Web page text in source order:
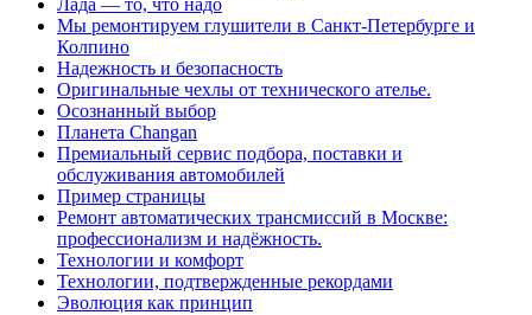
Лада — то, что надо
Мы ремонтируем глушители в Санкт-Петербурге и
Колпино
Надежность и безопасность
Оригинальные чехлы от технического ателье.
Осознанный выбор
Планета Changan
Премиальный сервис подбора, поставки и
обслуживания автомобилей
Пример страницы
Ремонт автоматических трансмиссий в Москве:
профессионализм и надёжность.
Технологии и комфорт
Технологии, подтвержденные рекордами
Эволюция как принцип